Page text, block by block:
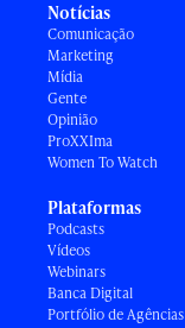
Notícias
Comunicação
Marketing
Mídia
Gente
Opinião
ProXXIma
Women To Watch
Plataformas
Podcasts
Vídeos
Webinars
Banca Digital
Portfólio de Agências